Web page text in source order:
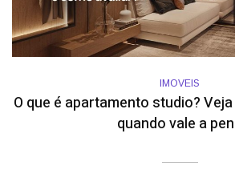
IMOVEIS
O que é apartamento studio?
quando vale a